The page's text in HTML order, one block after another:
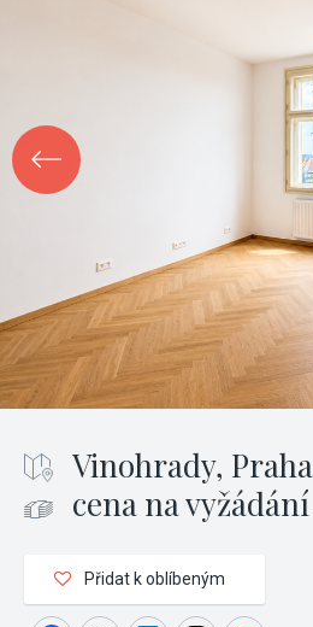
Vinohrady,
cena na vyžádání
Přidat k oblíbeným